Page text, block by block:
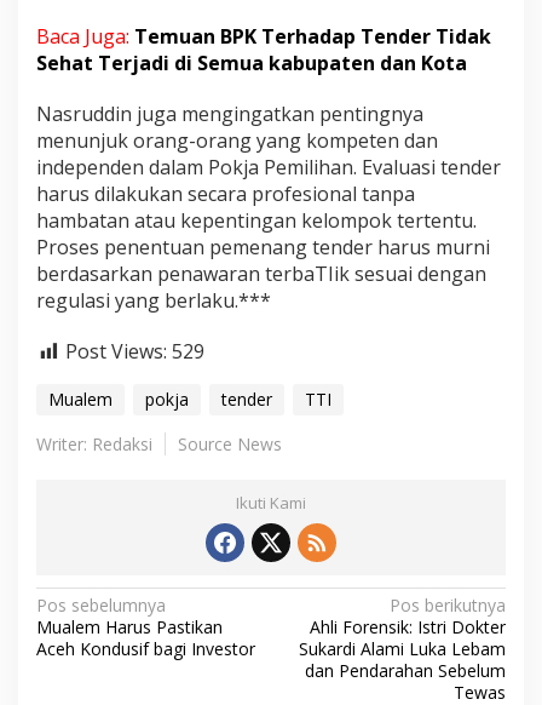
Baca Juga: Temuan BPK Terhadap Tender Tidak
Sehat Terjadi di Semua kabupaten dan Kota
Nasruddin juga mengingatkan pentingnya
menunjuk orang-orang yang kompeten dan
independen dalam Pokja Pemilihan. Evaluasi tender
harus dilakukan secara profesional tanpa
hambatan atau kepentingan kelompok tertentu.
Proses penentuan pemenang tender harus murni
berdasarkan penawaran terbaTIik sesuai dengan
regulasi yang berlaku.***
Post Views: 529
Mualem pokja tender
TTI
Writer: Redaksi
Source News
Ikuti Kami
N
a
Pos sebelumnya
Mualem Harus Pastikan
Aceh Kondusif bagi Investor
Pos berikutnya
Ahli Forensik: Istri Dokter
Sukardi Alami Luka Lebam
dan Pendarahan Sebelum
Tewas